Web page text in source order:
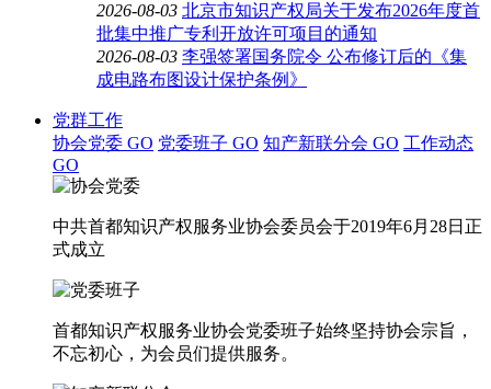
2026-08-03 北京市知识产权局关于发布2026年度首
批集中推广专利开放许可项目的通知
2026-08-03 李强签署国务院令 公布修订后的《集
成电路布图设计保护条例》
党群工作
协会党委 GO 党委班子 GO 知产新联分会 GO 工作动态
GO
中共首都知识产权服务业协会委员会于2019年6月28日正
式成立
首都知识产权服务业协会党委班子始终坚持协会宗旨，
不忘初心，为会员们提供服务。